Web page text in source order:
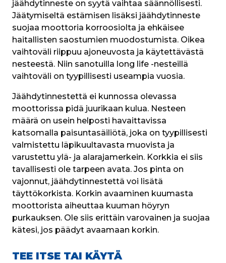
jäähdytinneste on syytä vaihtaa säännöllisesti.
Jäätymiseltä estämisen lisäksi jäähdytinneste
suojaa moottoria korroosiolta ja ehkäisee
haitallisten saostumien muodostumista. Oikea
vaihtoväli riippuu ajoneuvosta ja käytettävästä
nesteestä. Niin sanotuilla long life -nesteillä
vaihtoväli on tyypillisesti useampia vuosia.
Jäähdytinnestettä ei kunnossa olevassa
moottorissa pidä juurikaan kulua. Nesteen
määrä on usein helposti havaittavissa
katsomalla paisuntasäiliötä, joka on tyypillisesti
valmistettu läpikuultavasta muovista ja
varustettu ylä- ja alarajamerkein. Korkkia ei siis
tavallisesti ole tarpeen avata. Jos pinta on
vajonnut, jäähdytinnestettä voi lisätä
täyttökorkista. Korkin avaaminen kuumasta
moottorista aiheuttaa kuuman höyryn
purkauksen. Ole siis erittäin varovainen ja suojaa
kätesi, jos päädyt avaamaan korkin.
TEE ITSE TAI KÄYTÄ